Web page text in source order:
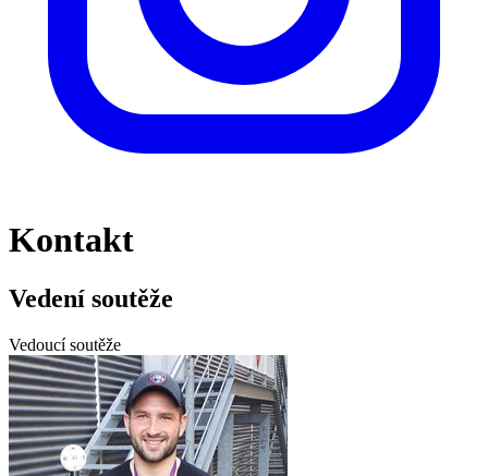
Kontakt
Vedení soutěže
Vedoucí soutěže